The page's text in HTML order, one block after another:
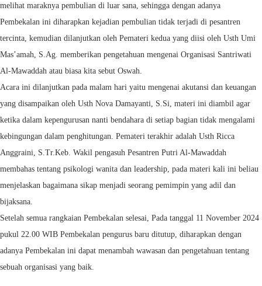
melihat maraknya pembulian di luar sana, sehingga dengan adanya
Pembekalan ini diharapkan kejadian pembulian tidak terjadi di pesantren
tercinta, kemudian dilanjutkan oleh Pemateri kedua yang diisi oleh Usth Umi
Mas’amah, S.Ag. memberikan pengetahuan mengenai Organisasi Santriwati
Al-Mawaddah atau biasa kita sebut Oswah.
Acara ini dilanjutkan pada malam hari yaitu mengenai akutansi dan keuangan
yang disampaikan oleh Usth Nova Damayanti, S.Si, materi ini diambil agar
ketika dalam kepengurusan nanti bendahara di setiap bagian tidak mengalami
kebingungan dalam penghitungan. Pemateri terakhir adalah Usth Ricca
Anggraini, S.Tr.Keb. Wakil pengasuh Pesantren Putri Al-Mawaddah
membahas tentang psikologi wanita dan leadership, pada materi kali ini beliau
menjelaskan bagaimana sikap menjadi seorang pemimpin yang adil dan
bijaksana.
Setelah semua rangkaian Pembekalan selesai, Pada tanggal 11 November 2024
pukul 22.00 WIB Pembekalan pengurus baru ditutup, diharapkan dengan
adanya Pembekalan ini dapat menambah wawasan dan pengetahuan tentang
sebuah organisasi yang baik.